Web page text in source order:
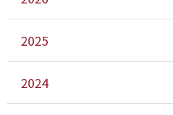
2025
2024